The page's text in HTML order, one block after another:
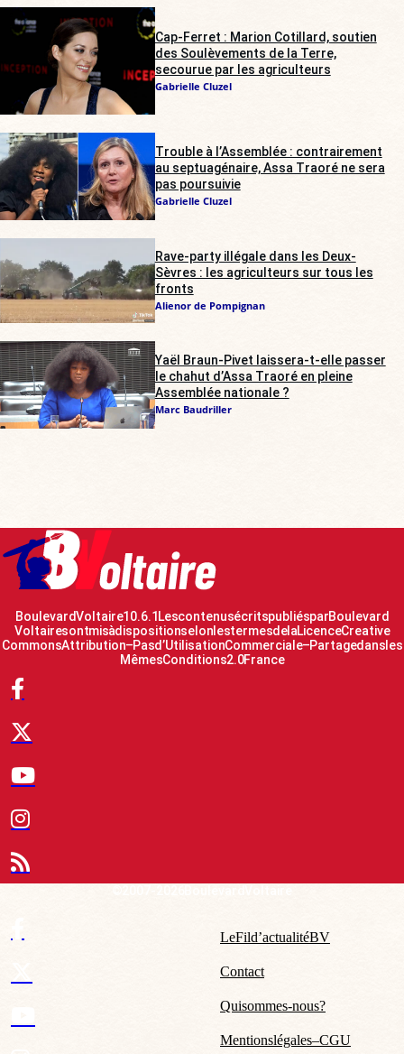
Cap-Ferret : Marion Cotillard, soutien
des Soulèvements de la Terre,
secourue par les agriculteurs
Gabrielle Cluzel
Trouble à l’Assemblée : contrairement
au septuagénaire, Assa Traoré ne sera
pas poursuivie
Gabrielle Cluzel
Rave-party illégale dans les Deux-
Sèvres : les agriculteurs sur tous les
fronts
Alienor de Pompignan
Yaël Braun-Pivet laissera-t-elle passer
le chahut d’Assa Traoré en pleine
Assemblée nationale ?
Marc Baudriller
Boulevard Voltaire 10.6.1 Les contenus écrits publiés par Boulevard
Voltaire sont mis à disposition selon les termes de la Licence Creative
Commons Attribution – Pas d’Utilisation Commerciale – Partage dans les
Mêmes Conditions 2.0 France
Le Fil d’actualité BV
Contact
Qui sommes-nous ?
Mentions légales – CGU